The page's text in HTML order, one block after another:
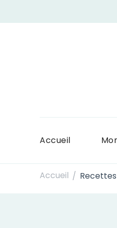
Accueil
Accueil / Recettes